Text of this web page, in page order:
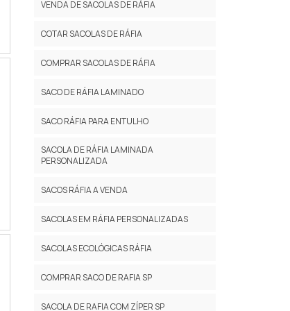
VENDA DE SACOLAS DE RÁFIA
COTAR SACOLAS DE RÁFIA
COMPRAR SACOLAS DE RÁFIA
SACO DE RÁFIA LAMINADO
SACO RÁFIA PARA ENTULHO
SACOLA DE RÁFIA LAMINADA
PERSONALIZADA
SACOS RÁFIA A VENDA
SACOLAS EM RÁFIA PERSONALIZADAS
SACOLAS ECOLÓGICAS RÁFIA
COMPRAR SACO DE RAFIA SP
SACOLA DE RAFIA COM ZÍPER SP